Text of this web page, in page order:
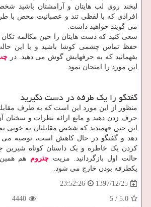
لبخند روی لب هایتان و آرامشتان باشید
افرادی که با لفظی تند و عصبانیت محض با
می گویند خواهید داشت.
سعی کنید که دست هایتان را حین مکالمه تکان
حفظ تماس چشمی کوشا باشید و با این
بفهمانید که به حرفهایش گوش می دهید. در
این مورد را امتحان نمود.
گفتگو را یک طرفه در دست نگیرید
منظور از این مورد این است که به طرف
حرف زدن دهید و مانع ارائه نظرات و سخنان
این حین فهمیدید که شخص مقابلتان به خوبی
دهد و گفتگو در حال کاهش است، توصیه می
کردن یک خاطره و یک داستان کوتاه شیرین
حالت اول بازگردانید. مزیت چتروم هم
یکطرفه بودن خارج می شود.
1397/12/25
23:52:26
5.0
/
5
4440